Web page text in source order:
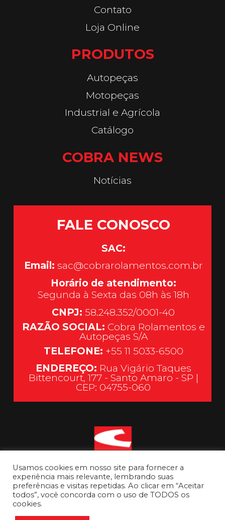
Contato
Loja Online
PRODUTOS
Autopeças
Motopeças
Industrial e Agrícola
Catálogo
COBRA NEWS
Notícias
FALE CONOSCO
SAC:
Email: sac@cobrarolamentos.com.br
Horário de atendimento:
Segunda à Sexta das 08h às 18h
CNPJ: 58.248.352/0001-40
RAZÃO SOCIAL: Cobra Rolamentos e
Autopeças S/A
TELEFONE: +55 11 5033-6500
ENDEREÇO: Rua Vigário Taques
Bittencourt, 177 - Santo Amaro - SP |
CEP: 04755-060
Usamos cookies em nosso site para fornecer a
experiência mais relevante, lembrando suas
preferências e visitas repetidas. Ao clicar em “Aceitar
todos”, você concorda com o uso de TODOS os
cookies.